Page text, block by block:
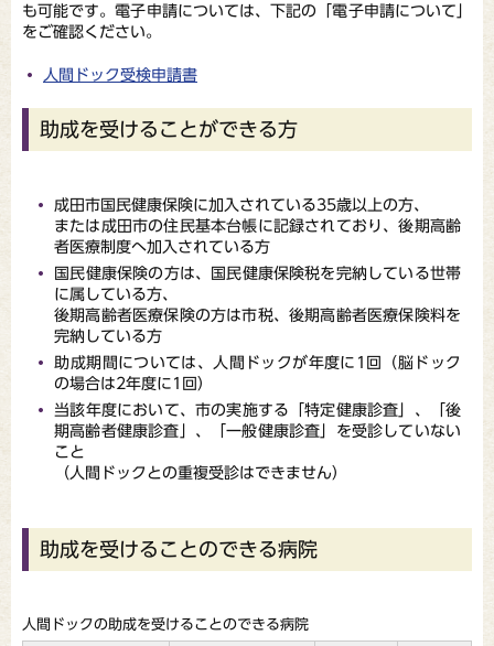
も可能です。電子申請については、下記の「電子申請について」
をご確認ください。
人間ドック受検申請書
助成を受けることができる方
成田市国民健康保険に加入されている35歳以上の方、
または成田市の住民基本台帳に記録されており、後期高齢
者医療制度へ加入されている方
国民健康保険の方は、国民健康保険税を完納している世帯
に属している方、
後期高齢者医療保険の方は市税、後期高齢者医療保険料を
完納している方
助成期間については、人間ドックが年度に1回（脳ドック
の場合は2年度に1回）
当該年度において、市の実施する「特定健康診査」、「後
期高齢者健康診査」、「一般健康診査」を受診していない
こと
（人間ドックとの重複受診はできません）
助成を受けることのできる病院
人間ドックの助成を受けることのできる病院